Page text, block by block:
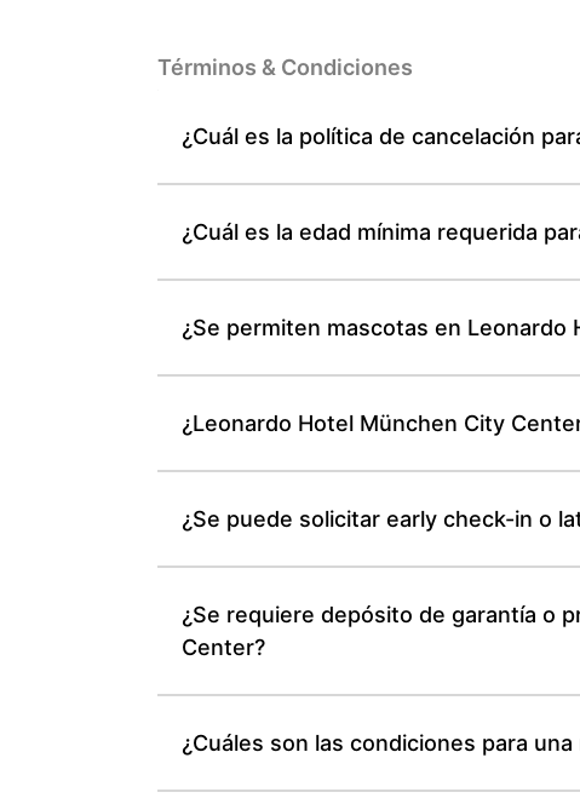
Términos & Condiciones
¿Cuál es la política de cancelación
¿Cuál es la edad mínima requerida
¿Se permiten mascotas en
¿Leonardo Hotel München City
¿Se puede solicitar early check-in o
¿Se requiere depósito de garantía o
Center?
¿Cuáles son las condiciones para